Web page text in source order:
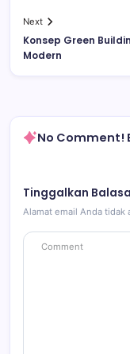
Next
Konsep Green
Modern
No Comment!
Tinggalkan
Alamat email Anda tidak